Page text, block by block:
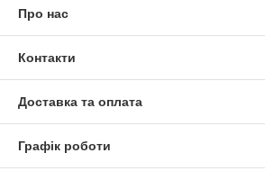
Про нас
Контакти
Доставка та оплата
Графік роботи